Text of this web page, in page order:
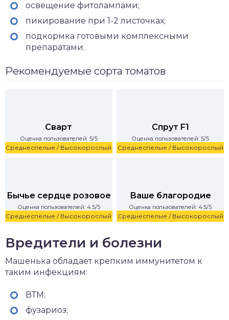
освещение фитолампами;
пикирование при 1-2 листочках;
подкормка готовыми комплексными
препаратами.
Рекомендуемые сорта томатов
Среднеспелые / Высокорослый
Сварт
Оценка пользователей: 5/5
Среднеспелые / Высокорослый
Спрут F1
Оценка пользователей: 5/5
Среднеспелые / Высокорослый
Бычье сердце розовое
Оценка пользователей: 4.5/5
Среднеспелые / Высокорослый
Ваше благородие
Оценка пользователей: 4.5/5
Вредители и болезни
Машенька обладает крепким иммунитетом к
таким инфекциям:
ВТМ;
фузариоз;